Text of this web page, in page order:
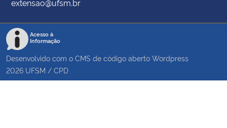
extensao@ufsm.br
Acesso à
Informação
Desenvolvido com o CMS de código aberto Wordpress
2026 UFSM / CPD